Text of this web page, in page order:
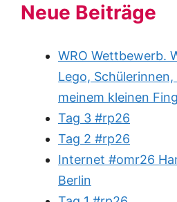
Neue Beiträge
WRO Wettbewerb.
Lego,
meinem kleinen
Tag 3 #rp26
Tag 2 #rp26
Internet #omr26
Berlin